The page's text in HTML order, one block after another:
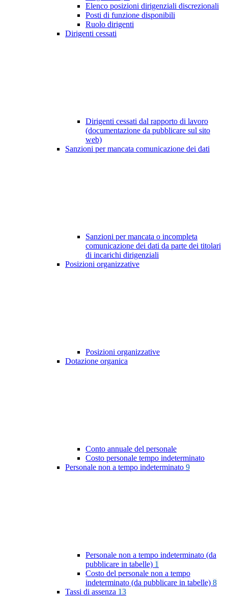
Elenco posizioni dirigenziali discrezionali
Posti di funzione disponibili
Ruolo dirigenti
Dirigenti cessati
Dirigenti cessati dal rapporto di lavoro
(documentazione da pubblicare sul sito
web)
Sanzioni per mancata comunicazione dei dati
Sanzioni per mancata o incompleta
comunicazione dei dati da parte dei titolari
di incarichi dirigenziali
Posizioni organizzative
Posizioni organizzative
Dotazione organica
Conto annuale del personale
Costo personale tempo indeterminato
Personale non a tempo indeterminato 9
Personale non a tempo indeterminato (da
pubblicare in tabelle) 1
Costo del personale non a tempo
indeterminato (da pubblicare in tabelle) 8
Tassi di assenza 13